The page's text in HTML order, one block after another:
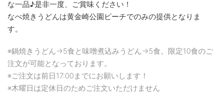
な一品♪是非一度、ご賞味ください！
なべ焼きうどんは黄金崎公園ビーチでのみの提供となりま
す。
※鍋焼きうどん→5食と味噌煮込みうどん→5食。限定10食のご
注文が可能となっております。
※ご注文は前日17:00までにお願いします！
※木曜日は定休日のためご注文いただけません